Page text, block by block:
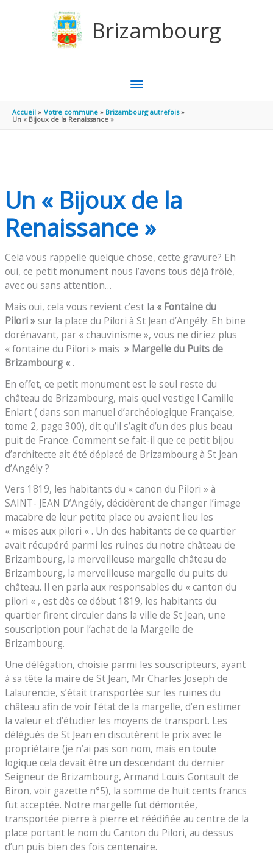
Brizambourg
MENU
PRINCIPAL
Accueil Votre commune
Brizambourg autrefois
Un « Bijoux de la Renaissance »
Un « Bijoux de la
Renaissance »
Cela vous rappelle quelque chose, cette gravure? Eh
oui, ce petit monument nous l’avons tous déjà frôlé,
avec ou sans attention…
Mais oui, cela vous revient c’est la « Fontaine du
Pilori »sur la place du Pilori à St Jean d’Angély. Eh bine
dorénavant, par « chauvinisme », vous ne diriez plus
« fontaine du Pilori » mais » Margelle du Puits de
Brizambourg « .
En effet, ce petit monument est le seul reste du
château de Brizambourg, mais quel vestige ! Camille
Enlart ( dans son manuel d’archéologique Française,
tome 2, page 300), dit qu’il s’agit d’un des plus beau
puit de France. Comment se fait-il que ce petit bijou
d’architecte ait été déplacé de Brizambourg à St Jean
d’Angély ?
Vers 1819, les habitants du « canon du Pilori » à
SAINT- JEAN D’Angély, décidèrent de changer l’image
macabre de leur petite place ou avaient lieu les
« mises aux pilori « . Un des habitants de ce quartier
avait récupéré parmi les ruines du notre château de
Brizambourg, la merveilleuse margelle château de
Brizambourg, la merveilleuse margelle du puits du
château. Il en parla aux responsables du « canton du
pilori « , est dès ce début 1819, les habitants du
quartier firent circuler dans la ville de St Jean, une
souscription pour l’achat de la Margelle de
Brizambourg.
Une délégation, choisie parmi les souscripteurs, ayant
à sa tête la maire de St Jean, Mr Charles Joseph de
Lalaurencie, s’était transportée sur les ruines du
château afin de voir l’état de la margelle, d’en estimer
la valeur et d’étudier les moyens de transport. Les
délégués de St Jean en discutèrent le prix avec le
propriétaire (je n’ai pas son nom, mais en toute
logique cela devait être un descendant du dernier
Seigneur de Brizambourg, Armand Louis Gontault de
Biron, voir gazette n°5), la somme de huit cents francs
fut acceptée. Notre margelle fut démontée,
transportée pierre à pierre et réédifiée au centre de la
place portant le nom du Canton du Pilori, au dessus
d’un puis bien des fois centenaire.